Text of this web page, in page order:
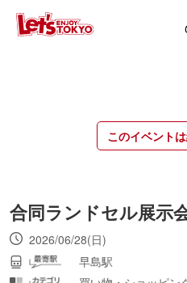
このイベント
合同ランドセル展示
2026/06/28(日)
早島駅